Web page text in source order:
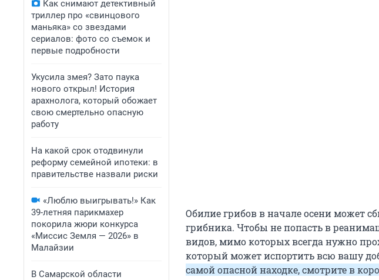
Как снимают детективный
триллер про «свинцового
маньяка» со звездами
сериалов: фото со съемок и
первые подробности
Укусила змея? Зато паука
нового открыл! История
арахнолога, который обожает
свою смертельно опасную
работу
На какой срок отодвинули
реформу семейной ипотеки: в
правительстве назвали риски
«Люблю выигрывать!» Как
39-летняя парикмахер
покорила жюри конкурса
«Миссис Земля — 2026» в
Малайзии
В Самарской области
Обилие грибов в начале осени может
грибника. Чтобы не попасть в
видов, мимо которых всегда нужно
который может испортить всю вашу
самой опасной находке, смотрите в